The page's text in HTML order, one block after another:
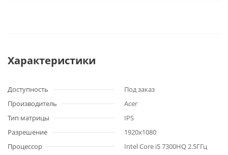
Характеристики
Доступность
Под заказ
Производитель
Acer
Тип матрицы
IPS
Разрешение
1920x1080
Процессор
Intel Core i5 7300HQ 2.5ГГц